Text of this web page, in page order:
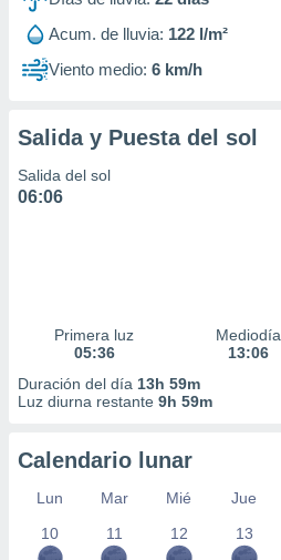
Acum. de lluvia: 122 l/m²
Viento medio: 6 km/h
Salida y Puesta del sol
Salida del sol
06:06
Primera luz
05:36
Mediodía
13:06
Duración del día 13h 59m
Luz diurna restante 9h 59m
Calendario lunar
Lun Mar Mié Jue
10
11 12 13